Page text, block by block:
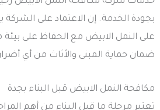
بجودة الخدمة. إن الاعتماد على
على النمل الابيض مع الحفاظ على بيئة
ضمان حماية المبنى والأثاث من أي
مكافحة النمل الابيض قبل البناء بجدة
تعتبر مرحلة ما قبل البناء من أهم